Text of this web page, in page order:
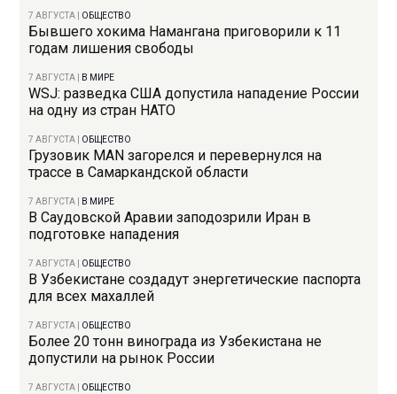
7 АВГУСТА ОБЩЕСТВО
Бывшего хокима Намангана приговорили к 11
годам лишения свободы
7 АВГУСТА В МИРЕ
WSJ: разведка США допустила нападение России
на одну из стран НАТО
7 АВГУСТА ОБЩЕСТВО
Грузовик MAN загорелся и перевернулся на
трассе в Самаркандской области
7 АВГУСТА В МИРЕ
В Саудовской Аравии заподозрили Иран в
подготовке нападения
7 АВГУСТА ОБЩЕСТВО
В Узбекистане создадут энергетические паспорта
для всех махаллей
7 АВГУСТА ОБЩЕСТВО
Более 20 тонн винограда из Узбекистана не
допустили на рынок России
7 АВГУСТА ОБЩЕСТВО